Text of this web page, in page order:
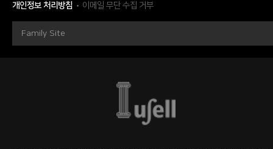
분양문의
개인정보 처리방침 이메일 무단 수집 거부
Family Site